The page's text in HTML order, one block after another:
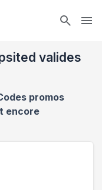
valides
promos
encore